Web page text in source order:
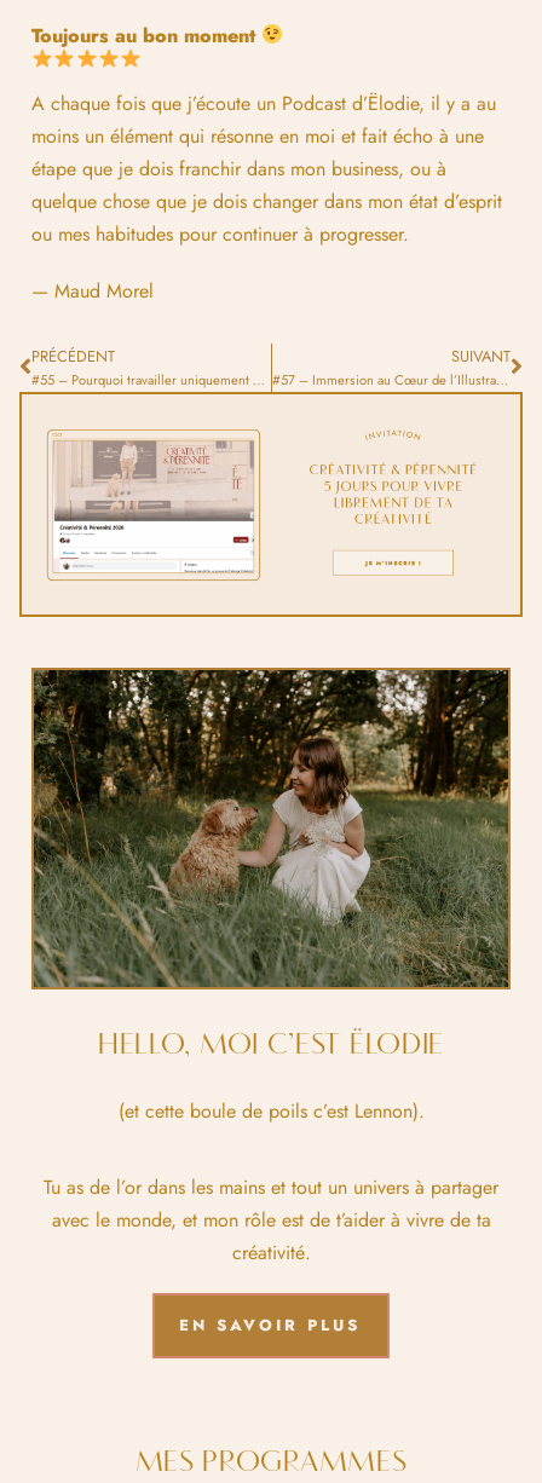
Toujours au bon moment
A chaque fois que j’écoute un Podcast d’Ëlodie, il y a au
moins un élément qui résonne en moi et fait écho à une
étape que je dois franchir dans mon business, ou à
quelque chose que je dois changer dans mon état d’esprit
ou mes habitudes pour continuer à progresser.
— Maud Morel
PRÉCÉDENT
#55 – Pourquoi travailler uniquement avec des clients locaux nuit à votre croissance d’illustrateur·ice
SUIVANT
#57 – Immersion au Cœur de l’Illustration de Mode
HELLO, MOI C’EST ËLODIE
(et cette boule de poils c’est Lennon).
Tu as de l’or dans les mains et tout un univers à partager
avec le monde, et mon rôle est de t’aider à vivre de ta
créativité.
EN SAVOIR PLUS
MES PROGRAMMES